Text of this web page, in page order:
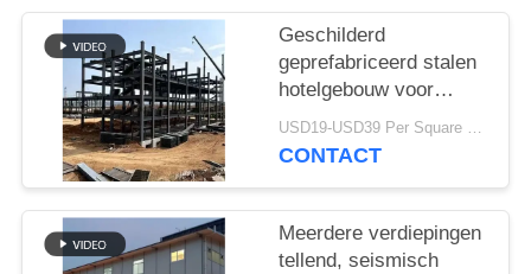
Geschilderd
geprefabriceerd stalen
hotelgebouw voor
resortprojecten
USD19-USD39 Per Square Meter MOQ:200 vierkante meter
CONTACT
Meerdere verdiepingen
tellend, seismisch